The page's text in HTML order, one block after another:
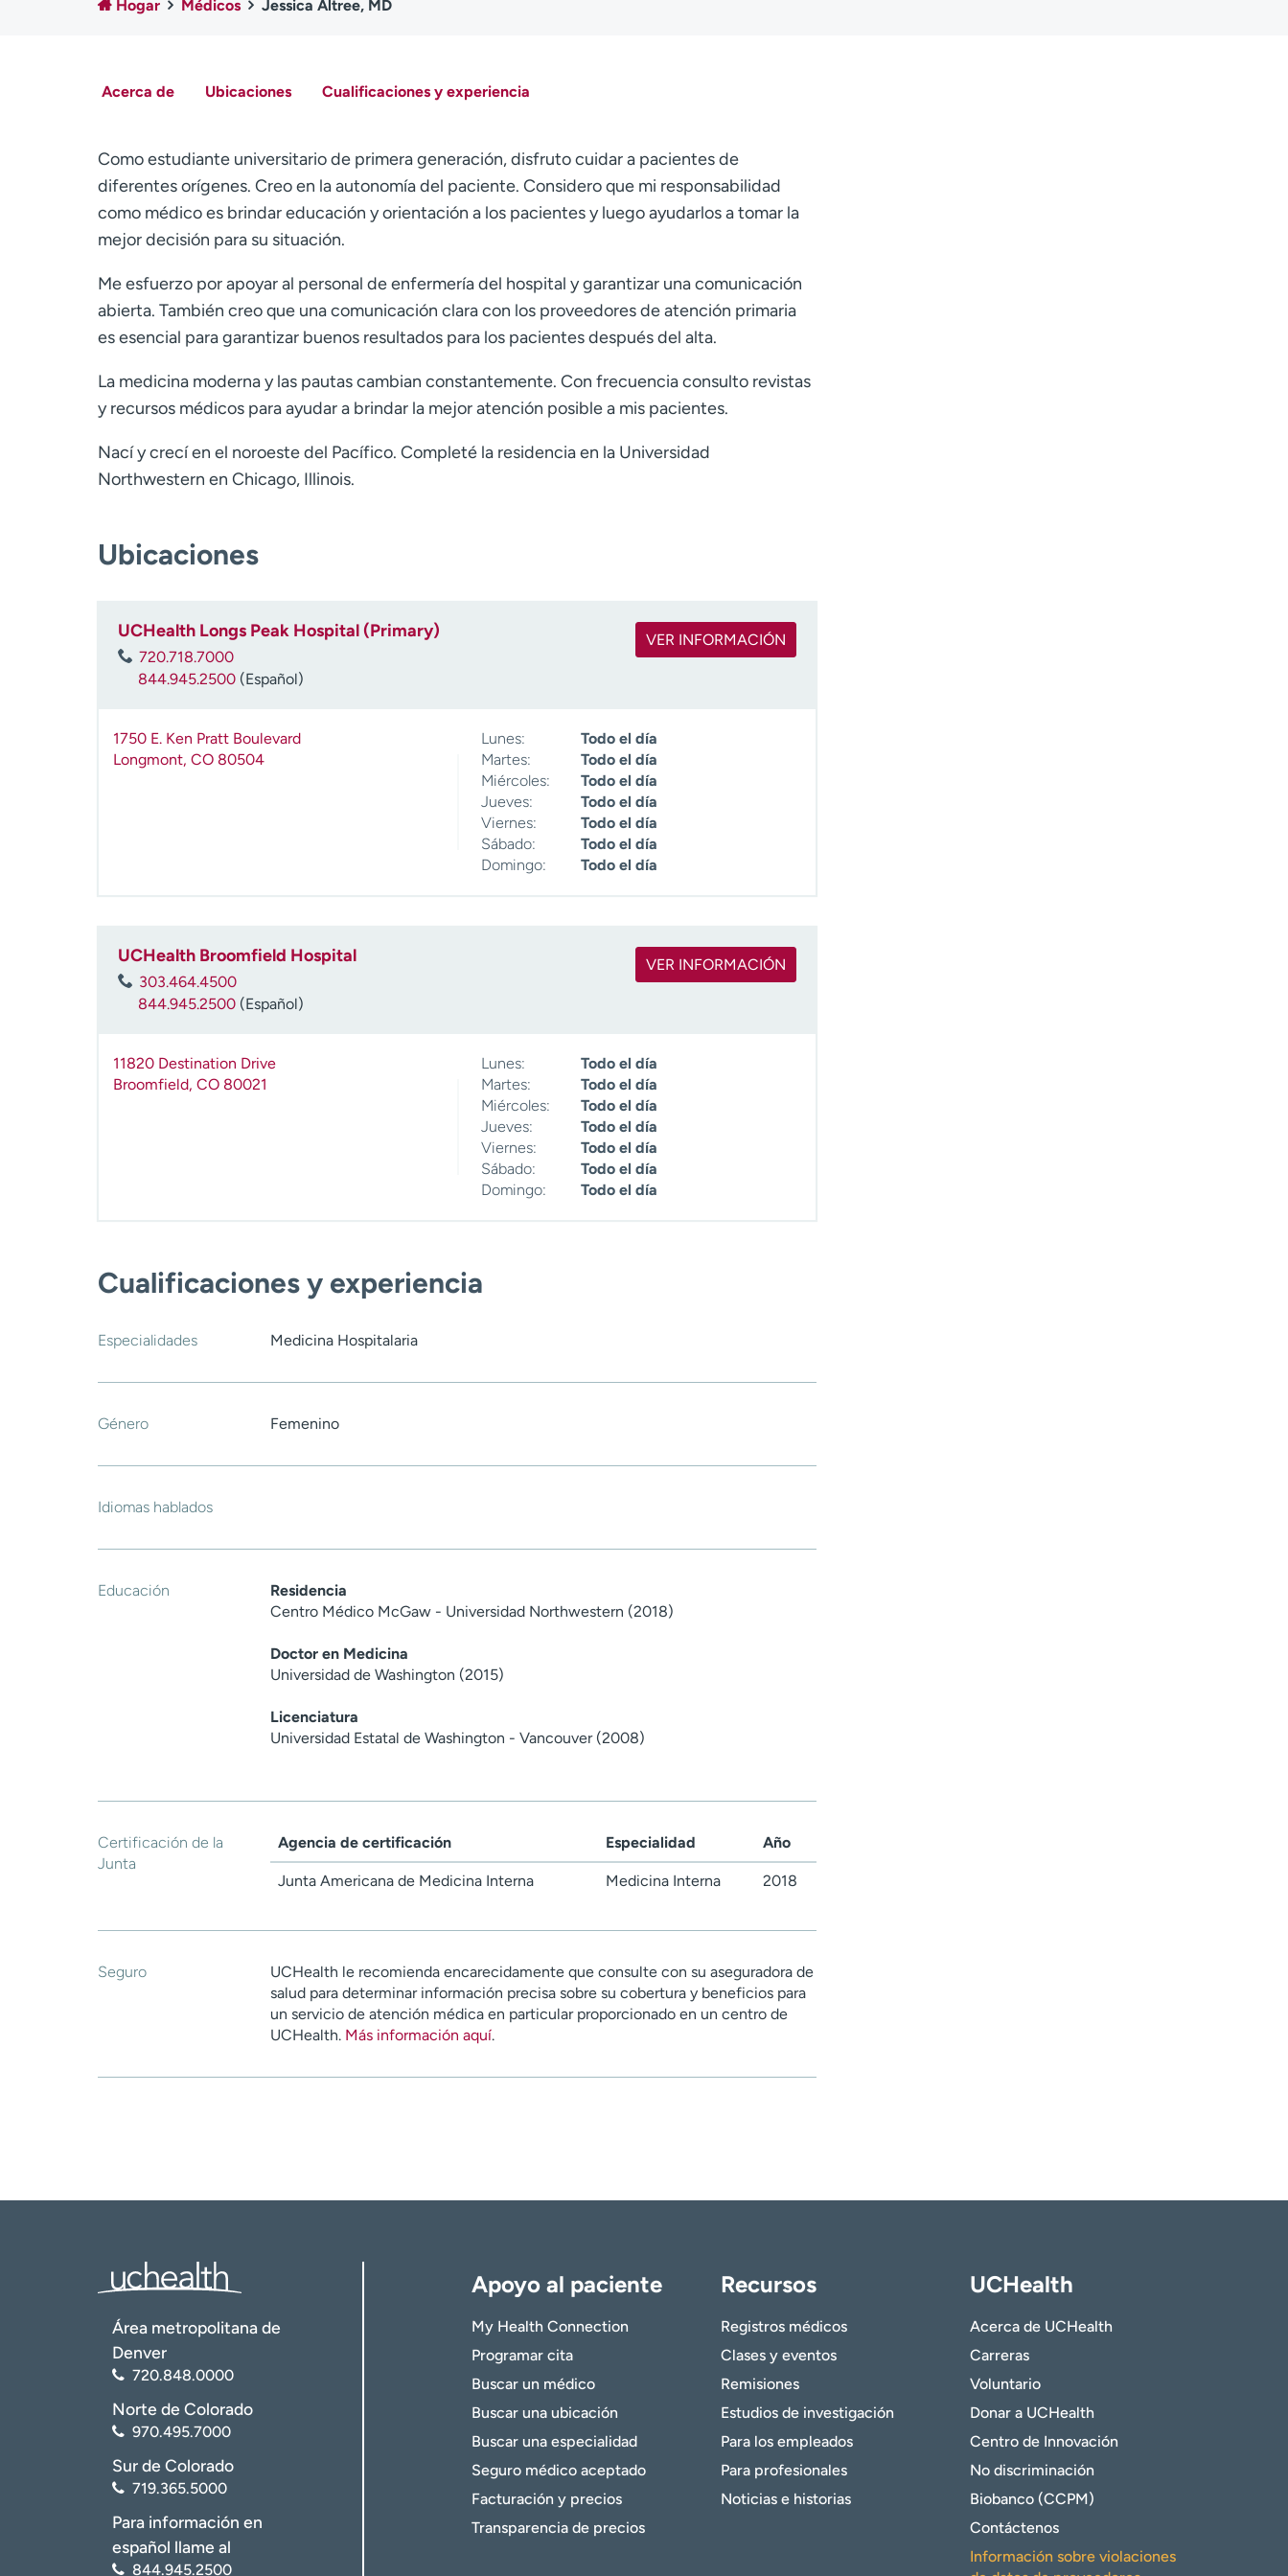
Hogar Médicos Jessica Altree, MD
Acerca de Ubicaciones Cualificaciones y experiencia
Como estudiante universitario de primera generación, disfruto cuidar a pacientes de
diferentes orígenes. Creo en la autonomía del paciente. Considero que mi responsabilidad
como médico es brindar educación y orientación a los pacientes y luego ayudarlos a tomar la
mejor decisión para su situación.
Me esfuerzo por apoyar al personal de enfermería del hospital y garantizar una comunicación
abierta. También creo que una comunicación clara con los proveedores de atención primaria
es esencial para garantizar buenos resultados para los pacientes después del alta.
La medicina moderna y las pautas cambian constantemente. Con frecuencia consulto revistas
y recursos médicos para ayudar a brindar la mejor atención posible a mis pacientes.
Nací y crecí en el noroeste del Pacífico. Completé la residencia en la Universidad
Northwestern en Chicago, Illinois.
Ubicaciones
UCHealth Longs Peak Hospital (Primary)
720.718.7000
844.945.2500 (Español)
VER INFORMACIÓN
1750 E. Ken Pratt Boulevard
Longmont, CO 80504
Lunes:
Todo el día
Martes:
Todo el día
Miércoles:
Todo el día
Jueves:
Todo el día
Viernes:
Todo el día
Sábado:
Todo el día
Domingo:
Todo el día
UCHealth Broomfield Hospital
303.464.4500
844.945.2500 (Español)
VER INFORMACIÓN
11820 Destination Drive
Broomfield, CO 80021
Lunes:
Todo el día
Martes:
Todo el día
Miércoles:
Todo el día
Jueves:
Todo el día
Viernes:
Todo el día
Sábado:
Todo el día
Domingo:
Todo el día
Cualificaciones y experiencia
Especialidades Medicina Hospitalaria
Género Femenino
Idiomas hablados
Educación
Residencia
Centro Médico McGaw - Universidad Northwestern (2018)
Doctor en Medicina
Universidad de Washington (2015)
Licenciatura
Universidad Estatal de Washington - Vancouver (2008)
Certificación de la
Junta
Agencia de certificación Especialidad Año
Junta Americana de Medicina Interna Medicina Interna 2018
Seguro
UCHealth le recomienda encarecidamente que consulte con su aseguradora de
salud para determinar información precisa sobre su cobertura y beneficios para
un servicio de atención médica en particular proporcionado en un centro de
UCHealth. Más información aquí.
Área metropolitana de
Denver
720.848.0000
Norte de Colorado
970.495.7000
Sur de Colorado
719.365.5000
Para información en
español llame al
844.945.2500
Apoyo al paciente
My Health Connection
Programar cita
Buscar un médico
Buscar una ubicación
Buscar una especialidad
Seguro médico aceptado
Facturación y precios
Transparencia de precios
Recursos
Registros médicos
Clases y eventos
Remisiones
Estudios de investigación
Para los empleados
Para profesionales
Noticias e historias
UCHealth
Acerca de UCHealth
Carreras
Voluntario
Donar a UCHealth
Centro de Innovación
No discriminación
Biobanco (CCPM)
Contáctenos
Información sobre violaciones